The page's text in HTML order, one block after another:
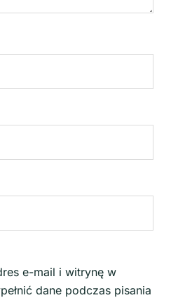
e-mail i witrynę w
dane podczas pisania